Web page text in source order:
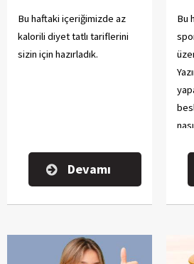
Bu haftaki içeriğimizde az
kalorili diyet tatlı tariflerini
sizin için hazırladık.
Devamı
Bu